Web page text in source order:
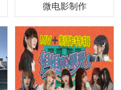
微电影制作